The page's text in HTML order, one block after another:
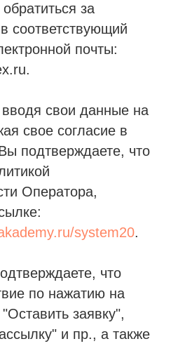
за
соответствующий
почты:
свои данные на
свое согласие в
подтверждаете, что
Оператора,
system20.
что
по нажатию на
заявку",
и пр., а также